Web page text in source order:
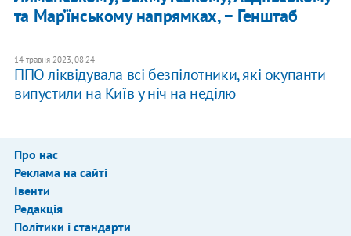
та Мар’їнському напрямках, − Генштаб
14 травня 2023, 08:24
ППО ліквідувала всі безпілотники, які окупанти
випустили на Київ у ніч на неділю
Про нас
Реклама на сайті
Івенти
Редакція
Політики і стандарти